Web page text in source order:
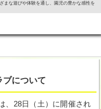
まな遊びや体験を通し、園児の豊かな感性を
ブについて
、28日（土）に開催され